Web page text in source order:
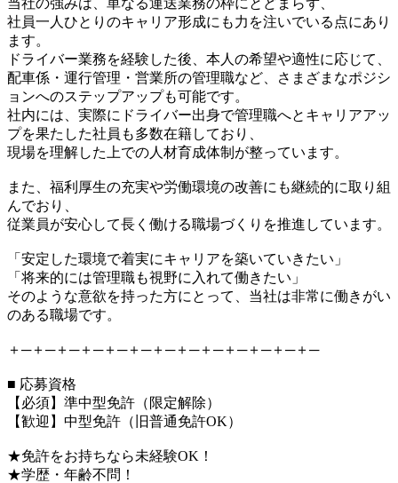
社員一人ひとりのキャリア形成にも力を注いでいる点にあり
ます。
ドライバー業務を経験した後、本人の希望や適性に応じて、
配車係・運行管理・営業所の管理職など、さまざまなポジシ
ョンへのステップアップも可能です。
社内には、実際にドライバー出身で管理職へとキャリアアッ
プを果たした社員も多数在籍しており、
現場を理解した上での人材育成体制が整っています。
また、福利厚生の充実や労働環境の改善にも継続的に取り組
んでおり、
従業員が安心して長く働ける職場づくりを推進しています。
「安定した環境で着実にキャリアを築いていきたい」
「将来的には管理職も視野に入れて働きたい」
そのような意欲を持った方にとって、当社は非常に働きがい
のある職場です。
＋─＋─＋─＋─＋─＋─＋─＋─＋─＋─＋─＋─＋─
■ 応募資格
【必須】準中型免許（限定解除）
【歓迎】中型免許（旧普通免許OK）
★免許をお持ちなら未経験OK！
★学歴・年齢不問！